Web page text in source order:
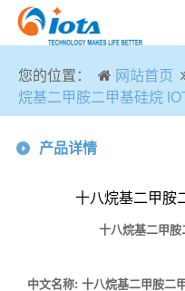
您的位置： 网站首页
烷基二甲胺二甲基硅烷
产品详情
十八烷基二甲胺
十八烷基二甲胺
中文名称: 十八烷基二甲胺二